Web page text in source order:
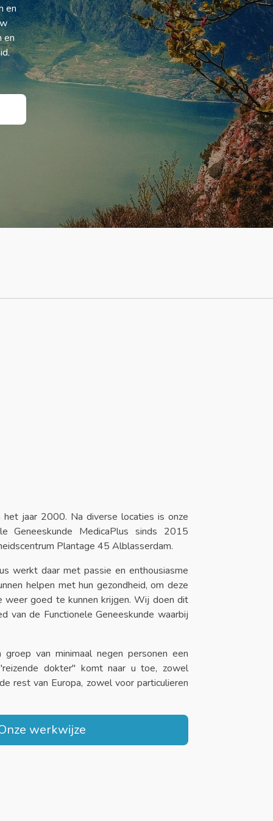
en
en
jaar 2000. Na diverse locaties is onze
Geneeskunde MedicaPlus sinds 2015
Plantage 45 Alblasserdam.
werkt daar met passie en enthousiasme
helpen met hun gezondheid, om deze
weer goed te kunnen krijgen. Wij doen dit
van de Functionele Geneeskunde waarbij
van minimaal negen personen een
dokter" komt naar u toe, zowel
rest van Europa, zowel voor particulieren
werkwijze